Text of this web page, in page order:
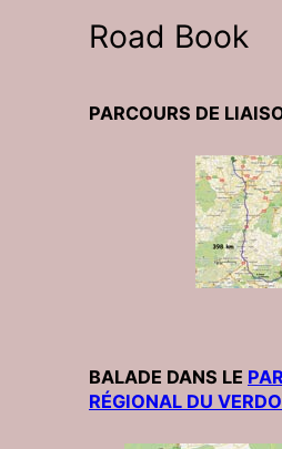
Road Book
PARCOURS DE
BALADE DANS LE
RÉGIONAL DU